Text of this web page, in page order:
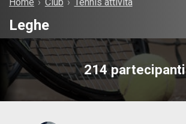
Home › Club › Tennis attività
Leghe
214 partecipanti